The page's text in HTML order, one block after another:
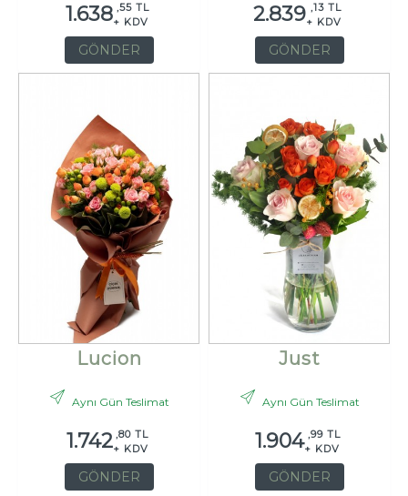
1.638 ,55 TL
+ KDV
GÖNDER
2.839 ,13 TL
+ KDV
GÖNDER
Lucion
Aynı Gün Teslimat
1.742 ,80 TL
+ KDV
GÖNDER
Just
Aynı Gün Teslimat
1.904 ,99 TL
+ KDV
GÖNDER